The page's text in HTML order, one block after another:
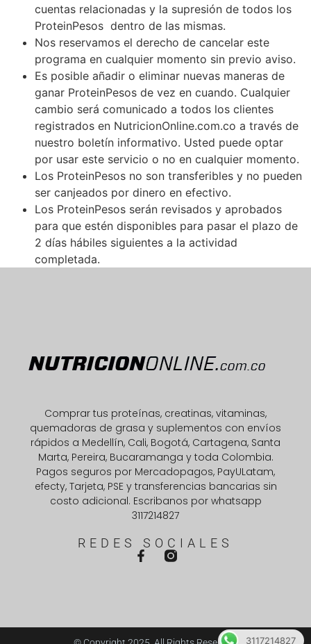
cuentas relacionadas y la supresión de todos los
ProteinPesos dentro de las mismas.
Nos reservamos el derecho de cancelar este
programa en cualquier momento sin previo aviso.
Es posible añadir o eliminar nuevas maneras de
ganar ProteinPesos de vez en cuando. Cualquier
cambio será comunicado a todos los clientes
registrados en NutricionOnline.com.co a través de
nuestro boletín informativo. Usted puede optar
por usar este servicio o no en cualquier momento.
Los ProteinPesos no son transferibles y no pueden
ser canjeados por dinero en efectivo.
Los ProteinPesos serán revisados ​​y aprobados
para que estén disponibles para pasar el plazo de
2 días hábiles siguientes a la actividad
completada.
Comprar tus proteínas, creatinas, vitaminas,
quemadoras de grasa y suplementos con envíos
rápidos a Medellín, Cali, Bogotá, Cartagena, Santa
Marta, Pereira, Bucaramanga y toda Colombia.
Pagos seguros por Mercadopagos, PayULatam,
efecty, Tarjeta, PSE y transferencias bancarias sin
costo adicional. Escribanos por whatsapp
3117214827
REDES SOCIALES
3117214827